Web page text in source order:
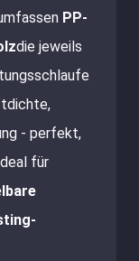
PP-
die jeweils
- perfekt,
für